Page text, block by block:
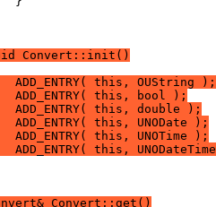
Convert::init()
ADD_ENTRY( this, OUString );
ADD_ENTRY( this, bool );
ADD_ENTRY( this, double );
ADD_ENTRY( this, UNODate );
ADD_ENTRY( this, UNOTime );
ADD_ENTRY( this,
Convert::get()